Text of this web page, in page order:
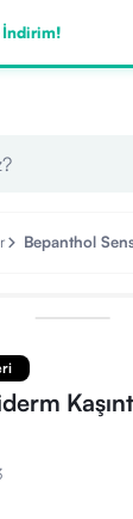
İndirim!
Bepanthol